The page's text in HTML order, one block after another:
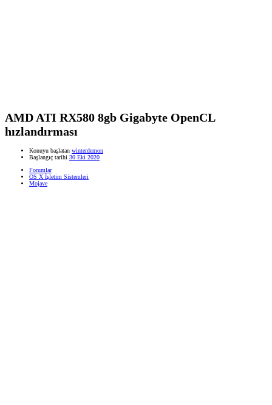
AMD ATI RX580 8gb Gigabyte OpenCL
hızlandırması
Konuyu başlatan winterdemon
Başlangıç tarihi 30 Eki 2020
Forumlar
OS X İşletim Sistemleri
Mojave